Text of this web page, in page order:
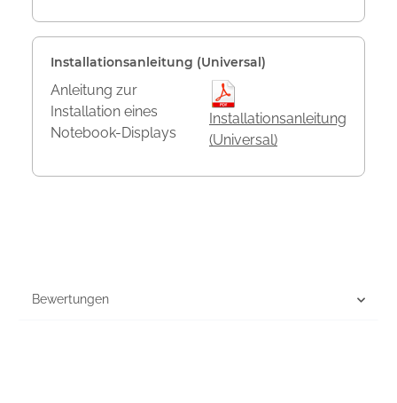
Installationsanleitung (Universal)
Anleitung zur
Installation eines
Notebook-Displays
Installationsanleitung
(Universal)
Bewertungen